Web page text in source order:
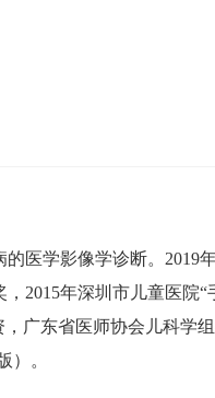
医学影像学诊断。 2019
2015年深圳市儿童医院“
广东省医师协会儿科学
）。